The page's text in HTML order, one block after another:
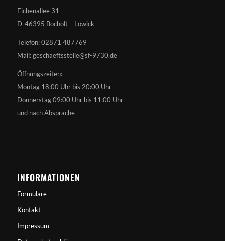
Eichenallee 31
D-46395 Bocholt – Lowick
Telefon: 02871 487769
Mail: geschaeftsstelle@sf-9730.de
Öffnungszeiten:
Montag 18:00 Uhr bis 20:00 Uhr
Donnerstag 09:00 Uhr bis 11:00 Uhr
und nach Absprache
INFORMATIONEN
Formulare
Kontakt
Impressum